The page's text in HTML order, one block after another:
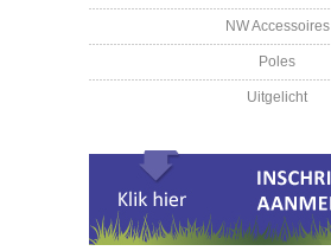
NW Accessoires
Poles
Uitgelicht